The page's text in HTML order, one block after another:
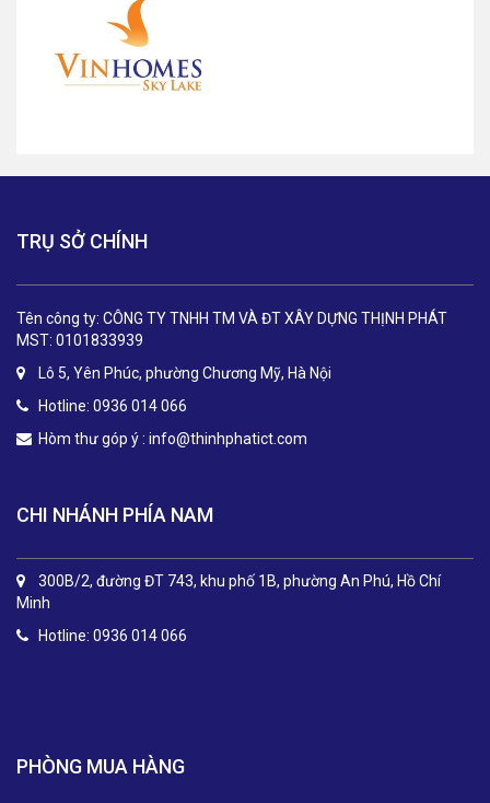
TRỤ SỞ CHÍNH
Tên công ty: CÔNG TY TNHH TM VÀ ĐT XÂY DỰNG THỊNH PHÁT
MST: 0101833939
Lô 5, Yên Phúc, phường Chương Mỹ, Hà Nội
Hotline: 0936 014 066
Hòm thư góp ý : info@thinhphatict.com
CHI NHÁNH PHÍA NAM
300B/2, đường ĐT 743, khu phố 1B, phường An Phú, Hồ Chí
Minh
Hotline: 0936 014 066
.
PHÒNG MUA HÀNG